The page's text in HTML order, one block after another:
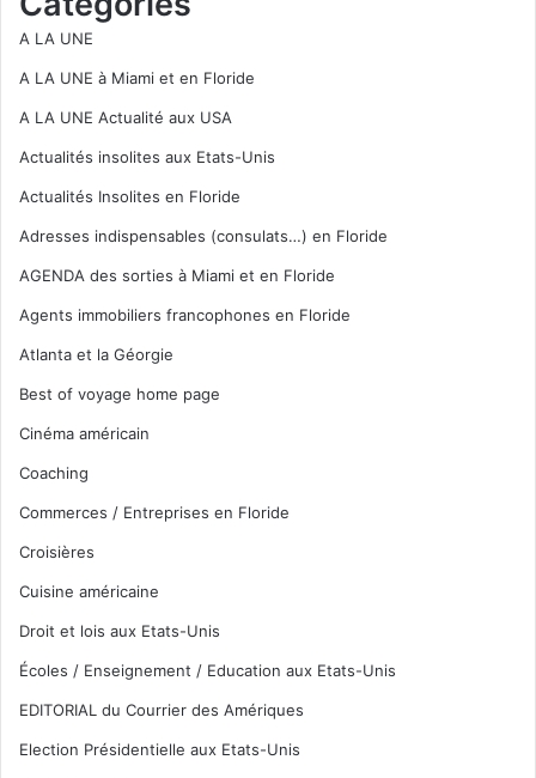
A LA UNE
A LA UNE à Miami et en Floride
A LA UNE Actualité aux USA
Actualités insolites aux Etats-Unis
Actualités Insolites en Floride
Adresses indispensables (consulats…) en Floride
AGENDA des sorties à Miami et en Floride
Agents immobiliers francophones en Floride
Atlanta et la Géorgie
Best of voyage home page
Cinéma américain
Coaching
Commerces / Entreprises en Floride
Croisières
Cuisine américaine
Droit et lois aux Etats-Unis
Écoles / Enseignement / Education aux Etats-Unis
EDITORIAL du Courrier des Amériques
Election Présidentielle aux Etats-Unis